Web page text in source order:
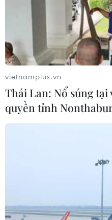
Nhật Bản hy vọng
Thủ tướng Nhật Bản
vietnamplus.vn
Thái Lan: Nổ súng
quyền tỉnh